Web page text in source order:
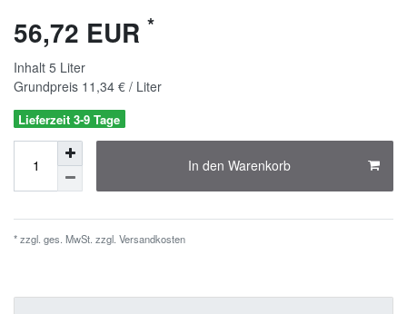
56,72 EUR *
Inhalt 5 Liter
Grundpreis 11,34 € / Liter
Lieferzeit 3-9 Tage
In den Warenkorb
* zzgl. ges. MwSt. zzgl. Versandkosten